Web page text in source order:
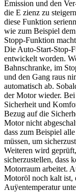
Emission und den
die E zienz zu
diese Funktion
wie zum Beispiel
Stopp-Funktion
Die Auto-Start-Stop-
entwickelt worden.
Bahnschranke, im
und den Gang raus
automatisch ab.
der Motor wieder.
Sicherheit und
Bezug auf die
Motor nicht
dass zum Beispiel
müssen, um
Weiteren wird
sicherzustellen, dass
Motorraum arbeitet.
Motoröl noch kalt ist,
Auÿentemperatur